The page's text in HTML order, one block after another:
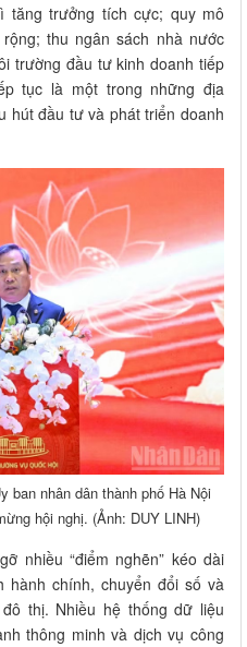
tăng trưởng tích cực; quy mô
thu ngân sách nhà nước
trường đầu tư kinh doanh tiếp
tục là một trong những địa
hút đầu tư và phát triển doanh
ban nhân dân thành phố Hà Nội
hội nghị. (Ảnh: DUY LINH)
nhiều “điểm nghẽn” kéo dài
hành chính, chuyển đổi số và
thị. Nhiều hệ thống dữ liệu
thông minh và dịch vụ công